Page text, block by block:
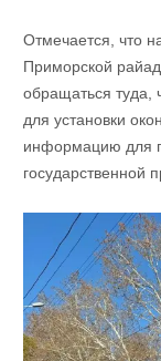
Отмечается, что
Приморской
обращаться туда,
для установки
информацию для
государственной